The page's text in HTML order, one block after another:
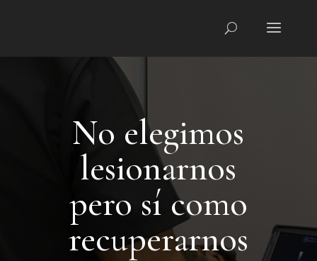
No elegimos
lesionarnos
pero sí como
recuperarnos